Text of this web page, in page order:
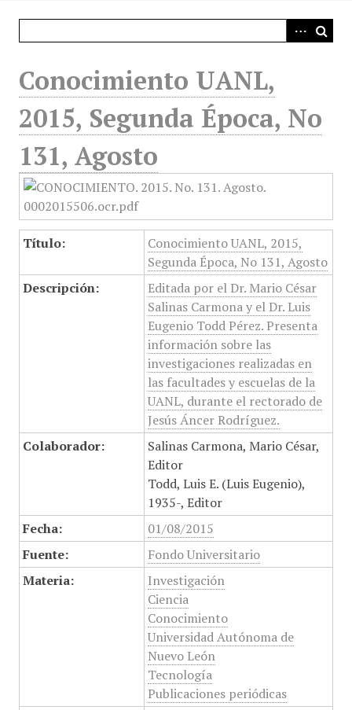
Conocimiento UANL,
2015, Segunda Época, No
131, Agosto
Título:
Conocimiento UANL, 2015,
Segunda Época, No 131, Agosto
Descripción:
Editada por el Dr. Mario César
Salinas Carmona y el Dr. Luis
Eugenio Todd Pérez. Presenta
información sobre las
investigaciones realizadas en
las facultades y escuelas de la
UANL, durante el rectorado de
Jesús Áncer Rodríguez.
Colaborador:
Salinas Carmona, Mario César,
Editor
Todd, Luis E. (Luis Eugenio),
1935-, Editor
Fecha:
01/08/2015
Fuente:
Fondo Universitario
Materia:
Investigación
Ciencia
Conocimiento
Universidad Autónoma de
Nuevo León
Tecnología
Publicaciones periódicas